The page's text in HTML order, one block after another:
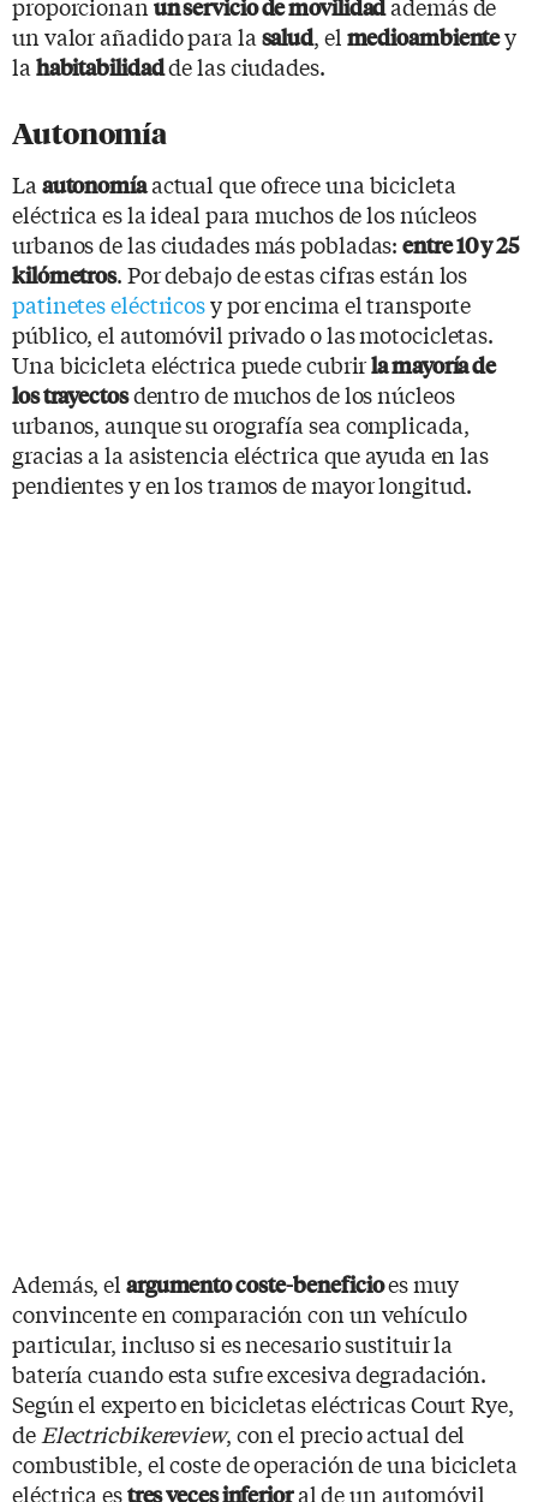
un servicio de movilidad
un valor añadido para la salud, el medioambientey
la habitabilidadde las ciudades.
Autonomía
La autonomíaactual que ofrece una bicicleta
eléctrica es la ideal para muchos de los núcleos
urbanos de las ciudades más pobladas:entre 10 y 25
kilómetros. Por debajo de estas cifras están los
patinetes eléctricosy por encima el transporte
público, el automóvil privado o las motocicletas.
Una bicicleta eléctrica puede cubrirla mayoría de
los trayectosdentro de muchos de los núcleos
urbanos, aunque su orografía sea complicada,
gracias a la asistencia eléctrica que ayuda en las
pendientes y en los tramos de mayor longitud.
Además, el argumento coste-beneficioes muy
convincente en comparación con un vehículo
particular, incluso si es necesario sustituir la
batería cuando esta sufre excesiva degradación.
Según el experto en bicicletas eléctricas Court Rye,
de Electricbikereview, con el precio actual del
combustible, el coste de operación de una bicicleta
eléctrica estres veces inferioral de un automóvil